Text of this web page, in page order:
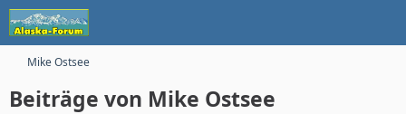
Mike Ostsee
Beiträge von Mike Ostsee